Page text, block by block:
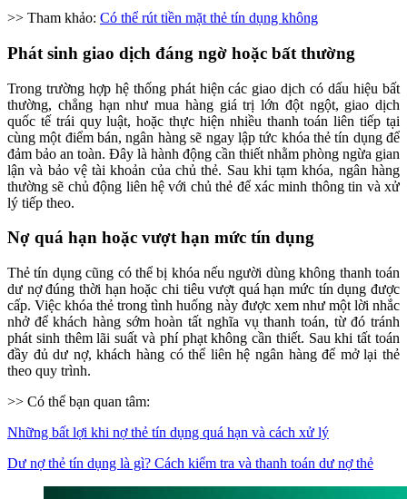
>> Tham khảo: Có thể rút tiền mặt thẻ tín dụng không
Phát sinh giao dịch đáng ngờ hoặc bất thường
Trong trường hợp hệ thống phát hiện các giao dịch có dấu hiệu bất
thường, chẳng hạn như mua hàng giá trị lớn đột ngột, giao dịch
quốc tế trái quy luật, hoặc thực hiện nhiều thanh toán liên tiếp tại
cùng một điểm bán, ngân hàng sẽ ngay lập tức khóa thẻ tín dụng để
đảm bảo an toàn. Đây là hành động cần thiết nhằm phòng ngừa gian
lận và bảo vệ tài khoản của chủ thẻ. Sau khi tạm khóa, ngân hàng
thường sẽ chủ động liên hệ với chủ thẻ để xác minh thông tin và xử
lý tiếp theo.
Nợ quá hạn hoặc vượt hạn mức tín dụng
Thẻ tín dụng cũng có thể bị khóa nếu người dùng không thanh toán
dư nợ đúng thời hạn hoặc chi tiêu vượt quá hạn mức tín dụng được
cấp. Việc khóa thẻ trong tình huống này được xem như một lời nhắc
nhở để khách hàng sớm hoàn tất nghĩa vụ thanh toán, từ đó tránh
phát sinh thêm lãi suất và phí phạt không cần thiết. Sau khi tất toán
đầy đủ dư nợ, khách hàng có thể liên hệ ngân hàng để mở lại thẻ
theo quy trình.
>> Có thể bạn quan tâm:
Những bất lợi khi nợ thẻ tín dụng quá hạn và cách xử lý
Dư nợ thẻ tín dụng là gì? Cách kiểm tra và thanh toán dư nợ thẻ